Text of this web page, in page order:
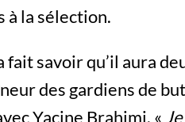
à la sélection.
fait savoir qu’il aura
des gardiens de
Yacine Brahimi. «